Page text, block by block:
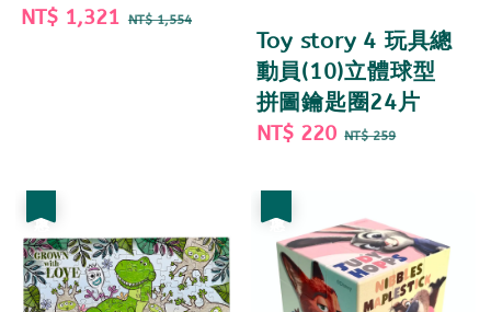
Sale
NT$ 1,321 Regular
NT$ 1,554
Toy story 4 玩具總
動員(10)立體球型
拼圖鑰匙圈24片
Sale
NT$ 220 Regular
NT$ 259